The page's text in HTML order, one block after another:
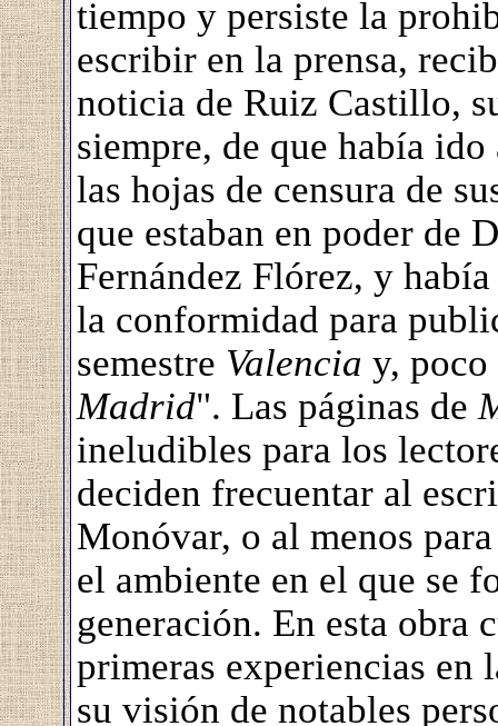
tiempo y persiste la
escribir en la prensa,
noticia de Ruiz Castillo,
siempre, de que había ido
las hojas de censura de
que estaban en poder de
Fernández Flórez, y
la conformidad para
semestre Valencia y, poco
Madrid". Las páginas de
ineludibles para los
deciden frecuentar al
Monóvar, o al menos
el ambiente en el que se
generación. En esta obra
primeras experiencias en
su visión de notables